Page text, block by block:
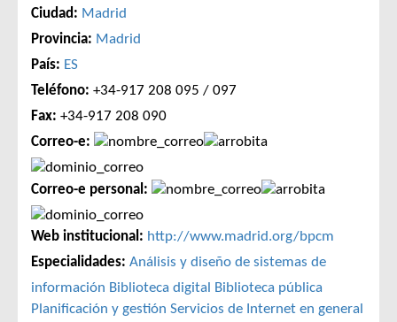
Ciudad: Madrid
Provincia: Madrid
País: ES
Teléfono: +34-917 208 095 / 097
Fax: +34-917 208 090
Correo-e:
Correo-e personal:
Web institucional: http://www.madrid.org/bpcm
Especialidades: Análisis y diseño de sistemas de
información Biblioteca digital
Biblioteca pública
Planificación y gestión Servicios de Internet en general